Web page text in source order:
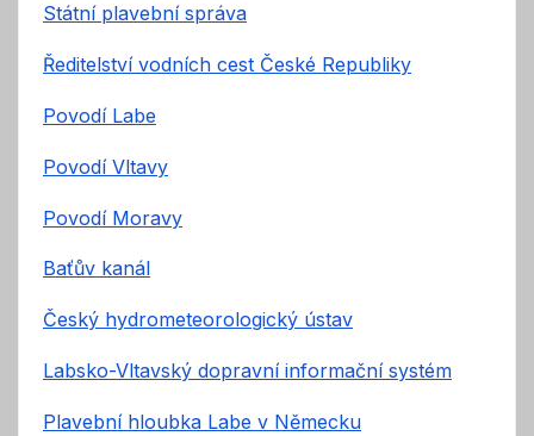
Státní plavební správa
Ředitelství vodních cest České Republiky
Povodí Labe
Povodí Vltavy
Povodí Moravy
Baťův kanál
Český hydrometeorologický ústav
Labsko-Vltavský dopravní informační systém
Plavební hloubka Labe v Německu